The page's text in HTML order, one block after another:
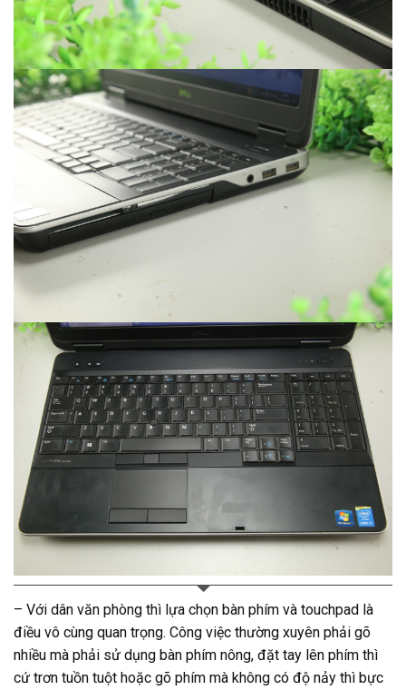
– Với dân văn phòng thì lựa chọn bàn phím và touchpad là
điều vô cùng quan trọng. Công việc thường xuyên phải gõ
nhiều mà phải sử dụng bàn phím nông, đặt tay lên phím thì
cứ trơn tuồn tuột hoặc gõ phím mà không có độ nảy thì bực